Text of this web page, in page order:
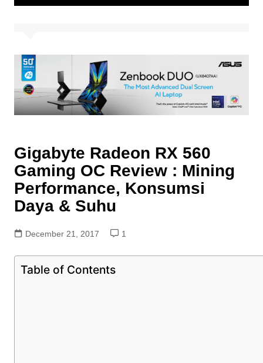
Gigabyte Radeon RX 560
Gaming OC Review : Mining
Performance, Konsumsi
Daya & Suhu
December 21, 2017 1
Table of Contents